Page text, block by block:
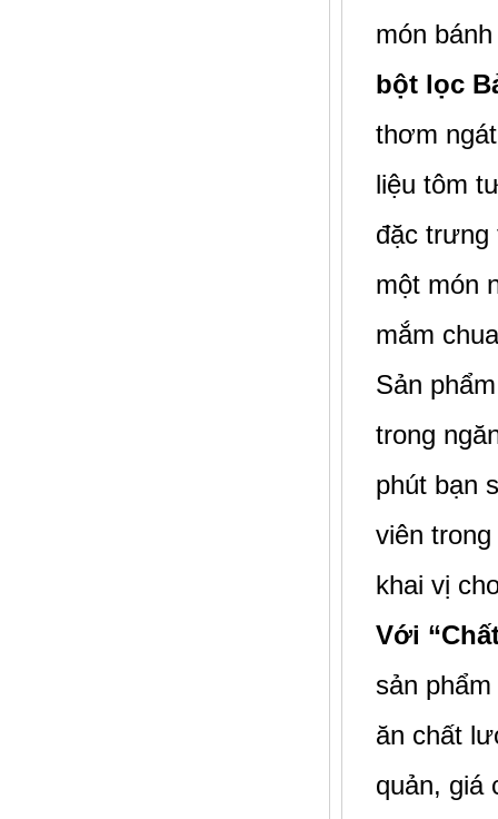
món
bột lọc
thơm
liệu tôm
đặc trưng
một món
mắm
Sản
trong
phút bạn
viên
khai vị
Với
sản
ăn chất
quản, giá